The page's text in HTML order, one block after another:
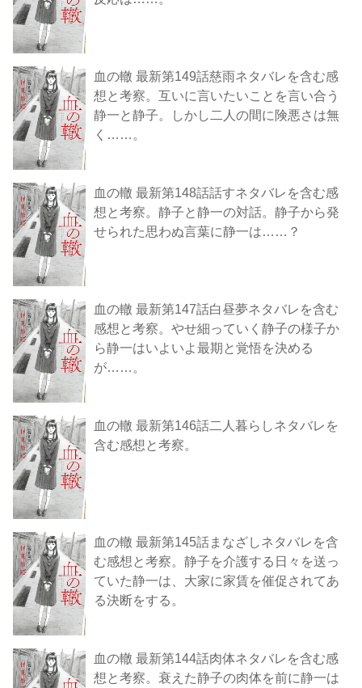
血の轍 最新第149話慈雨ネタバレを含む感
想と考察。互いに言いたいことを言い合う
静一と静子。しかし二人の間に険悪さは無
く……。
血の轍 最新第148話話すネタバレを含む感
想と考察。静子と静一の対話。静子から発
せられた思わぬ言葉に静一は……？
血の轍 最新第147話白昼夢ネタバレを含む
感想と考察。やせ細っていく静子の様子か
ら静一はいよいよ最期と覚悟を決める
が……。
血の轍 最新第146話二人暮らしネタバレを
含む感想と考察。
血の轍 最新第145話まなざしネタバレを含
む感想と考察。静子を介護する日々を送っ
ていた静一は、大家に家賃を催促されてあ
る決断をする。
血の轍 最新第144話肉体ネタバレを含む感
想と考察。衰えた静子の肉体を前に静一は